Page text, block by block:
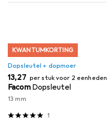
KWANTUMKORTING
Dopsleutel + dopmoer
EUR
13,27 per stuk voor 2 eenheden
Facom Dopsleutel
13 mm
1